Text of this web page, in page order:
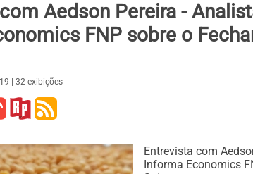
Aedson Pereira -
FNP sobre o
| 32 exibições
Entrevista com
Informa Economics